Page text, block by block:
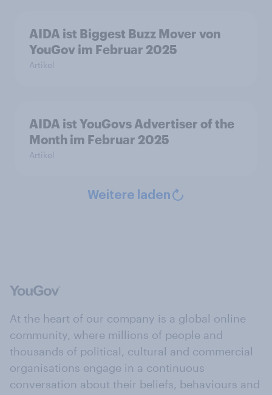
AIDA ist Biggest Buzz Mover von
YouGov im Februar 2025
Artikel
AIDA ist YouGovs Advertiser of the
Month im Februar 2025
Artikel
Weitere laden
At the heart of our company is a global online
community, where millions of people and
thousands of political, cultural and commercial
organisations engage in a continuous
conversation about their beliefs, behaviours and